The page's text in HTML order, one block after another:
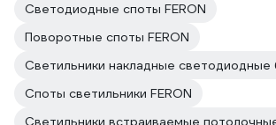
Светодиодные споты FERON
Поворотные споты FERON
Светильники накладные светодиодные
Споты светильники FERON
Светильники встраиваемые